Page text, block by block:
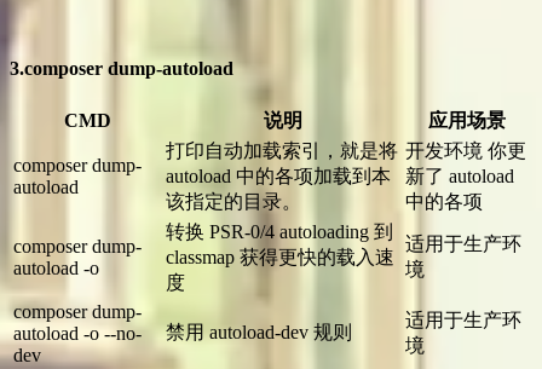
3.composer dump-autoload
CMD 说明 应用场景
composer dump-
autoload
打印自动加载索引，就是将
autoload 中的各项加载到本
该指定的目录。
开发环境 你更
新了 autoload
中的各项
composer dump-
autoload -o
转换 PSR-0/4 autoloading 到
classmap 获得更快的载入速
度
适用于生产环
境
composer dump-
autoload -o --no-
dev
禁用 autoload-dev 规则
适用于生产环
境